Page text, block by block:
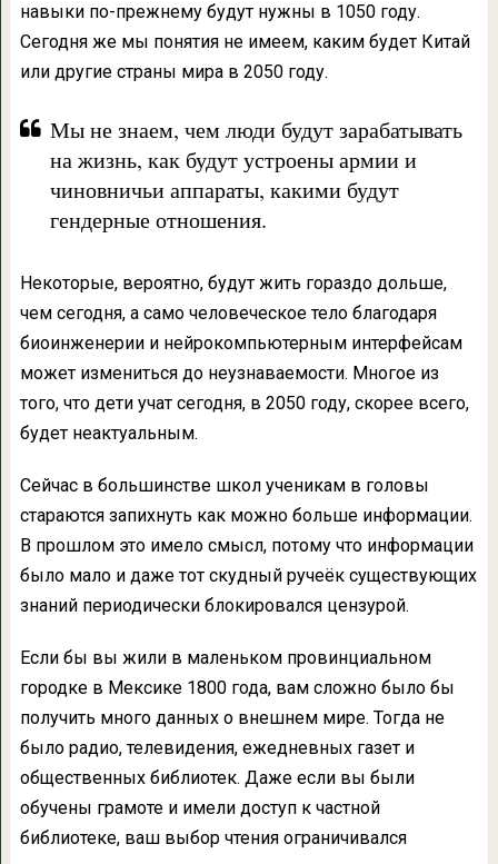
навыки по-прежнему будут нужны в 1050 году.
Сегодня же мы понятия не имеем, каким будет Китай
или другие страны мира в 2050 году.
Мы не знаем, чем люди будут зарабатывать
на жизнь, как будут устроены армии и
чиновничьи аппараты, какими будут
гендерные отношения.
Некоторые, вероятно, будут жить гораздо дольше,
чем сегодня, а само человеческое тело благодаря
биоинженерии и нейрокомпьютерным интерфейсам
может измениться до неузнаваемости. Многое из
того, что дети учат сегодня, в 2050 году, скорее всего,
будет неактуальным.
Сейчас в большинстве школ ученикам в головы
стараются запихнуть как можно больше информации.
В прошлом это имело смысл, потому что информации
было мало и даже тот скудный ручеёк существующих
знаний периодически блокировался цензурой.
Если бы вы жили в маленьком провинциальном
городке в Мексике 1800 года, вам сложно было бы
получить много данных о внешнем мире. Тогда не
было радио, телевидения, ежедневных газет и
общественных библиотек. Даже если вы были
обучены грамоте и имели доступ к частной
библиотеке, ваш выбор чтения ограничивался